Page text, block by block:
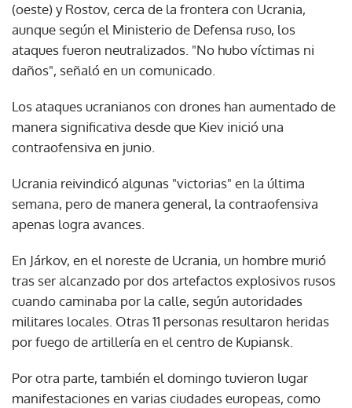
(oeste) y Rostov, cerca de la frontera con Ucrania,
aunque según el Ministerio de Defensa ruso, los
ataques fueron neutralizados. "No hubo víctimas ni
daños", señaló en un comunicado.
Los ataques ucranianos con drones han aumentado de
manera significativa desde que Kiev inició una
contraofensiva en junio.
Ucrania reivindicó algunas "victorias" en la última
semana, pero de manera general, la contraofensiva
apenas logra avances.
En Járkov, en el noreste de Ucrania, un hombre murió
tras ser alcanzado por dos artefactos explosivos rusos
cuando caminaba por la calle, según autoridades
militares locales. Otras 11 personas resultaron heridas
por fuego de artillería en el centro de Kupiansk.
Por otra parte, también el domingo tuvieron lugar
manifestaciones en varias ciudades europeas, como